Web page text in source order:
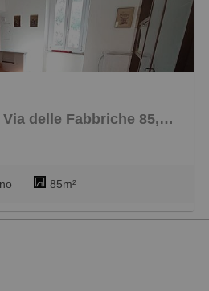
delle Fabbriche 85, Voltri
85m²